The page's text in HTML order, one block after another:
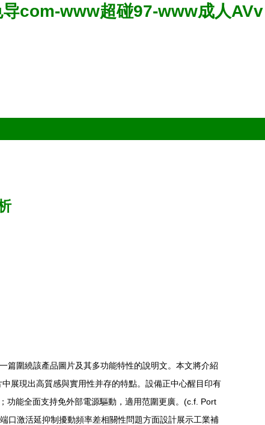
com-www超碰97-www成人AVv
篇圍繞該產品圖片及其多功能特性的說明文。本文將介紹
展現出高質感與實用性并存的特點。設備正中心醒目印有
功能全面支持免外部電源驅動，適用范圍更廣。(c.f. Port
口激活延抑制擾動頻率差相關性問題方面設計展示工業補